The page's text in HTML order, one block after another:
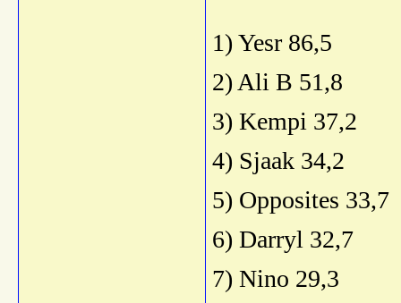
1) Yesr 86,5
2) Ali B 51,8
3) Kempi 37,2
4) Sjaak 34,2
5) Opposites 33,7
6) Darryl 32,7
7) Nino 29,3